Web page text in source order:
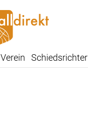
Verein Schiedsrichter